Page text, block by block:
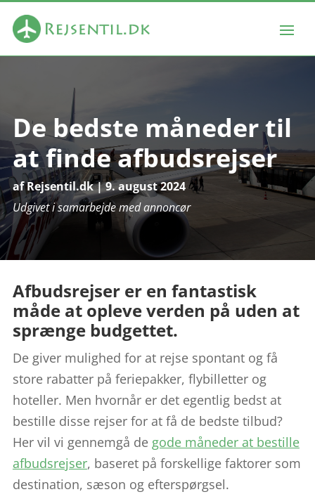
De bedste måneder til
at finde afbudsrejser
afRejsentil.dk|9. august 2024
Udgivet i samarbejde med annoncør
Afbudsrejser er en fantastisk
måde at opleve verden på uden at
sprænge budgettet.
De giver mulighed for at rejse spontant og få
store rabatter på feriepakker, flybilletter og
hoteller. Men hvornår er det egentlig bedst at
bestille disse rejser for at få de bedste tilbud?
Her vil vi gennemgå de gode måneder at bestille
afbudsrejser, baseret på forskellige faktorer som
destination, sæson og efterspørgsel.